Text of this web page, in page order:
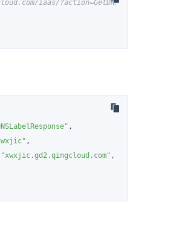
iaas/?action=GetDNSLabel
,
,
"xwxjic.gd2.qingcloud.com" ,